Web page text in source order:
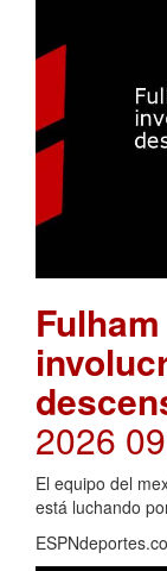
2026
El equipo del
está luchando